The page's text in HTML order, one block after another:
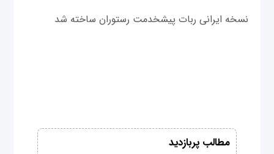
نسخه ایرانی ربات پیشخدمت رستوران ساخته شد
مطالب پربازدید